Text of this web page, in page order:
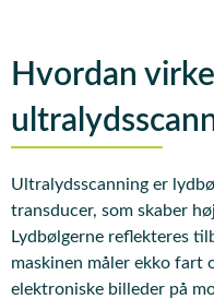
Hvordan
Ultralydsscanning er
transducer, som skaber
Lydbølgerne reflekteres
maskinen måler ekko fart
elektroniske billeder på